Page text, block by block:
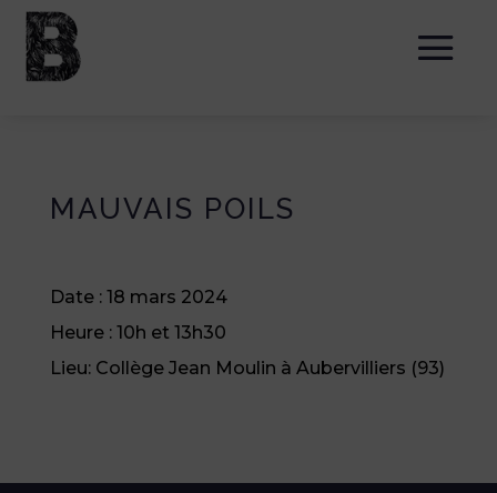
MAUVAIS POILS
Date : 18 mars 2024
Heure : 10h et 13h30
Lieu: Collège Jean Moulin à Aubervilliers (93)